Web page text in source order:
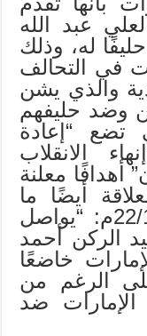
عبد الله
له، وذلك
في التحالف
والذي يشن
وضد حليفهم
تضع “إعادة
الانقلاب
أهدافًا معلنة
أيضًا ما
ذكرته يمن برس 22/10/2015م: “يواصل
الركن أحمد
خاضعًا
الرغم من
ضد